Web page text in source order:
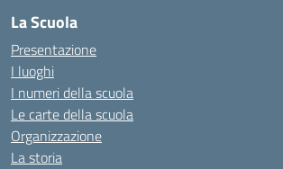
La Scuola
Presentazione
I luoghi
I numeri della scuola
Le carte della scuola
Organizzazione
La storia